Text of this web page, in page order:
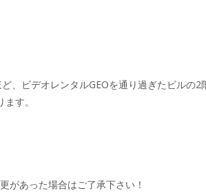
ビデオレンタルGEOを通り過ぎたビルの2
す。
があった場合はご了承下さい！